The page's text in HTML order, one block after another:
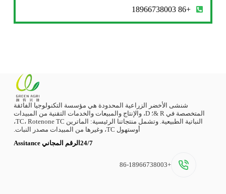
+86 18966738003
شنشى الأخضر الزراعية المحدودة هي مؤسسة التكنولوجيا الفائقة
المتخصصة في R &؛ D، والإنتاج والمبيعات والخدمات التقنية من المبيدات
النباتية الطبيعية. وتشمل منتجاتنا الرئيسية: الماترين TC، Rotenone TC،
أوستهول TC، وغيرها من المبيدات مصدر النبات.
24/7الرقم المجاني Assitance
+86-18966738003